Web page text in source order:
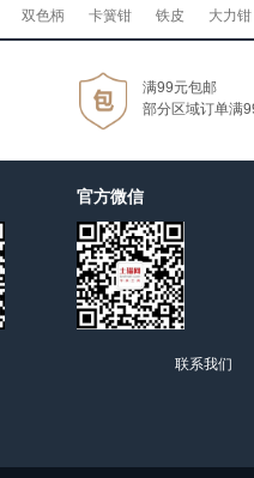
双色柄 卡簧钳 铁皮 大力钳
满99元包邮
部分区域订单满
官方微信
联系我们